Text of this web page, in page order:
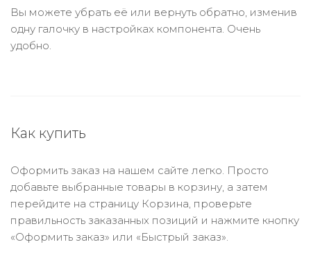
Вы можете убрать её или вернуть обратно, изменив
одну галочку в настройках компонента. Очень
удобно.
Как купить
Оформить заказ на нашем сайте легко. Просто
добавьте выбранные товары в корзину, а затем
перейдите на страницу Корзина, проверьте
правильность заказанных позиций и нажмите кнопку
«Оформить заказ» или «Быстрый заказ».